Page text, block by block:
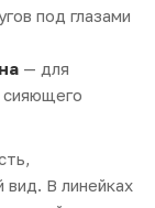
под глазами
— для
сияющего
вид. В линейках